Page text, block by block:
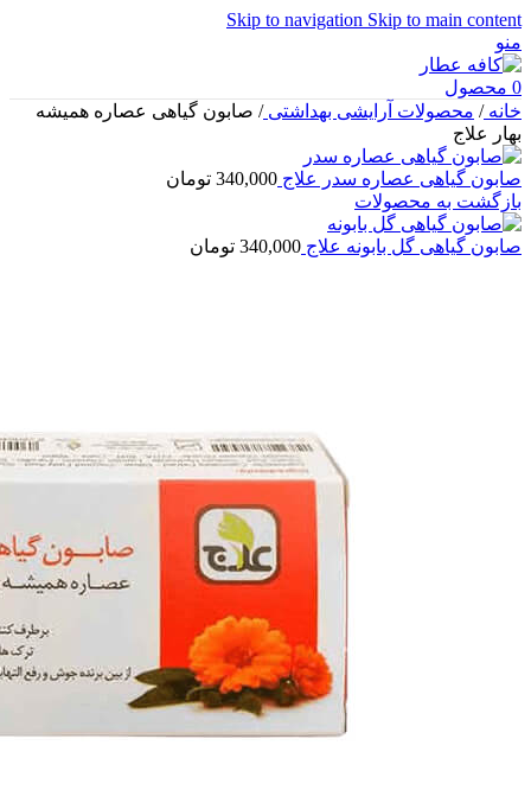
Skip to navigation Skip to main content
منو
0 محصول
خانه/ محصولات آرایشی بهداشتی/ صابون گیاهی عصاره همیشه
بهار علاج
صابون گیاهی عصاره سدر علاج 340,000 تومان
بازگشت به محصولات
صابون گیاهی گل بابونه علاج 340,000 تومان